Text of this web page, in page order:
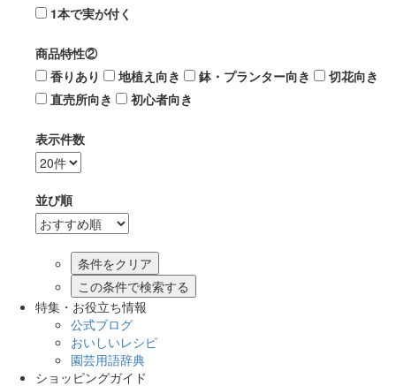
1本で実が付く
商品特性②
香りあり
地植え向き 鉢・プランター向き
切花向き
直売所向き
初心者向き
表示件数
並び順
この条件で検索する
特集・お役立ち情報
公式ブログ
おいしいレシピ
園芸用語辞典
ショッピングガイド